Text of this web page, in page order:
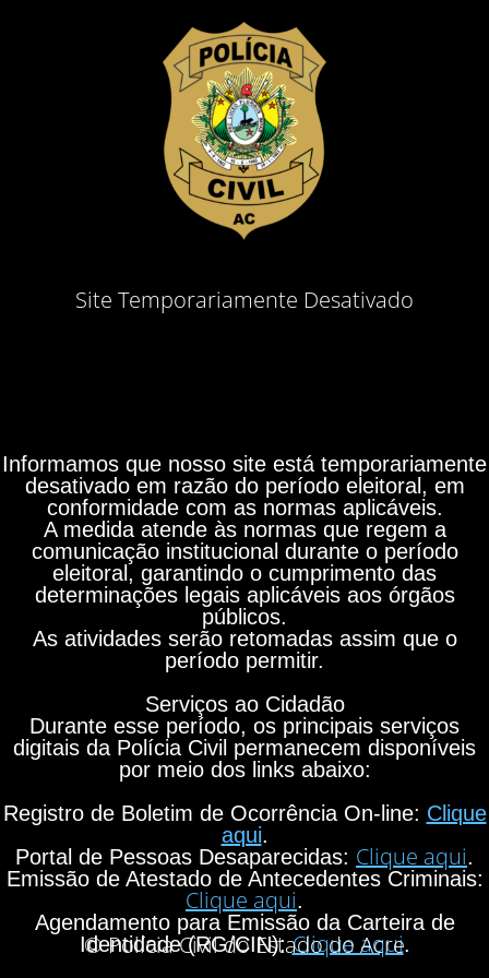
Site Temporariamente Desativado
Informamos que nosso site está temporariamente
desativado em razão do período eleitoral, em
conformidade com as normas aplicáveis.
A medida atende às normas que regem a
comunicação institucional durante o período
eleitoral, garantindo o cumprimento das
determinações legais aplicáveis aos órgãos
públicos.
As atividades serão retomadas assim que o
período permitir.
Serviços ao Cidadão
Durante esse período, os principais serviços
digitais da Polícia Civil permanecem disponíveis
por meio dos links abaixo:
Registro de Boletim de Ocorrência On-line: Clique
aqui.
Portal de Pessoas Desaparecidas: Clique aqui.
Emissão de Atestado de Antecedentes Criminais:
Clique aqui.
Agendamento para Emissão da Carteira de
Identidade (RG/CIN):Clique aqui.
© Polícia Civil do Estado do Acre